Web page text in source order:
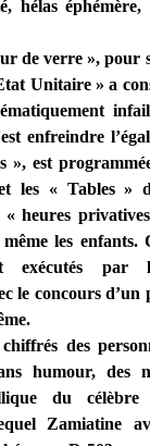
hélas
verre », pour
Unitaire » a
enfreindre
», est
les « Tables »
« heures
les
exécutés par
le concours d’un
des
humour, des
du célèbre
Zamiatine